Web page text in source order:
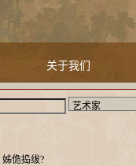
关于我们
姊佹捣绂?